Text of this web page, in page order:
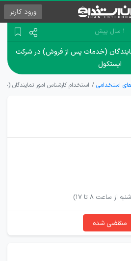
ورود کاربر
۱ سال پیش
(خدمات پس از فروش) در شرکت
ایستکول
استخدامی استخدام کارشناس امور
از ساعت 8 تا 17)
منقضی شده